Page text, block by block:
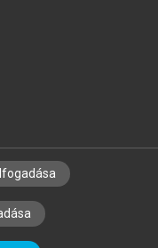
ALAPELVEK